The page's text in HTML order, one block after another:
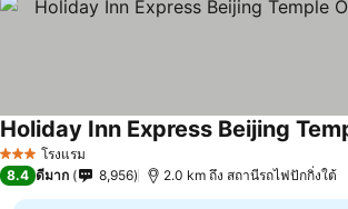
3 ดาว โรงแรม
ดูราคา
8.4 ดีมาก 8,956 2.0 km ถึง สถานีรถไฟปักกิ่งใต้